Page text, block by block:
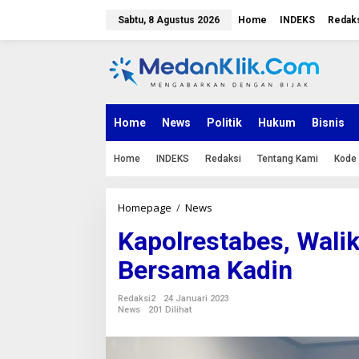
Sabtu, 8 Agustus 2026 Home INDEKS
Home News Politik Hukum Bisnis
Home INDEKS Redaksi Tentang Kami
Homepage / News
p
o
l
r
e
a
Kapolrestabes,
Bersama Kadin
Redaksi2
24 Januari 2023
News
201 Dilihat